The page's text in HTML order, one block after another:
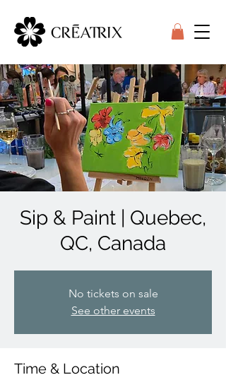
Sip & Paint | Quebec,
QC, Canada
No tickets on sale
See other events
Time & Location